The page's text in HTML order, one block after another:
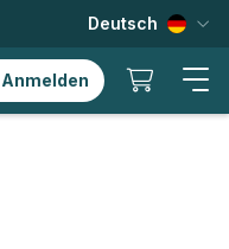
Deutsch
Anmelden